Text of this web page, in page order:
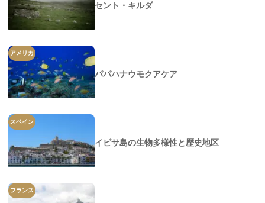
セント・キルダ
アメリカ
パパハナウモクアケア
スペイン
イビサ島の生物多様性と歴史地区
フランス